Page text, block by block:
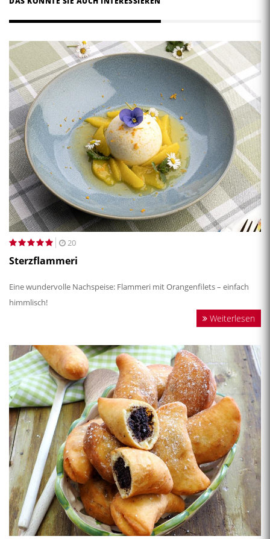
20
Sterzflammeri
Eine wundervolle Nachspeise: Flammeri mit Orangenfilets – einfach
himmlisch!
Weiterlesen